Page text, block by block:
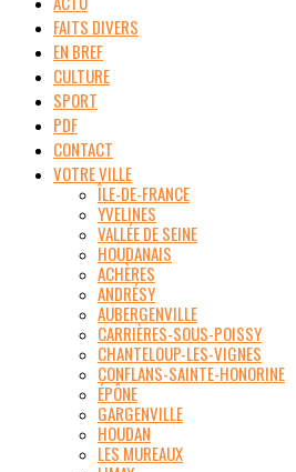
FAITS DIVERS
EN BREF
CULTURE
SPORT
PDF
CONTACT
VOTRE VILLE
ÎLE-DE-FRANCE
YVELINES
VALLÉE DE SEINE
HOUDANAIS
ACHÈRES
ANDRÉSY
AUBERGENVILLE
CARRIÈRES-SOUS-POISSY
CHANTELOUP-LES-VIGNES
CONFLANS-SAINTE-HONORINE
ÉPÔNE
GARGENVILLE
HOUDAN
LES MUREAUX